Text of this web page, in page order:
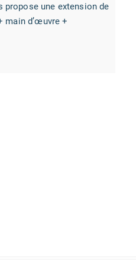
propose une extension de
main d’œuvre +